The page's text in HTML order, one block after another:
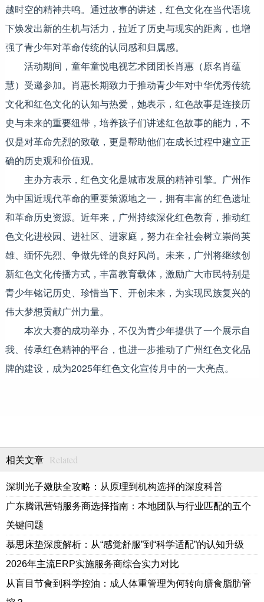
越时空的精神共鸣。通过故事的讲述，红色文化在当代语境
下焕发出新的生机与活力，拉近了历史与现实的距离，也增
强了青少年对革命传统的认同感和归属感。
活动期间，童年童悦电视艺术团团长肖惠（原名肖蕴
慧）受邀参加。肖惠长期致力于推动青少年对中华优秀传统
文化和红色文化的认知与热爱，她表示，红色故事是连接历
史与未来的重要纽带，培养孩子们讲述红色故事的能力，不
仅是对革命先烈的致敬，更是帮助他们在成长过程中建立正
确的历史观和价值观。
主办方表示，红色文化是城市发展的精神引擎。广州作
为中国近现代革命的重要策源地之一，拥有丰富的红色遗址
和革命历史资源。近年来，广州持续深化红色教育，推动红
色文化进校园、进社区、进家庭，努力在全社会树立崇尚英
雄、缅怀先烈、争做先锋的良好风尚。未来，广州将继续创
新红色文化传播方式，丰富教育载体，激励广大市民特别是
青少年铭记历史、珍惜当下、开创未来，为实现民族复兴的
伟大梦想贡献广州力量。
本次大赛的成功举办，不仅为青少年提供了一个展示自
我、传承红色精神的平台，也进一步推动了广州红色文化品
牌的建设，成为2025年红色文化宣传月中的一大亮点。
相关文章 Related
深圳光子嫩肤全攻略：从原理到机构选择的深度科普
广东腾讯营销服务商选择指南：本地团队与行业匹配的五个
关键问题
慕思床垫深度解析：从“感觉舒服”到“科学适配”的认知升级
2026年主流ERP实施服务商综合实力对比
从盲目节食到科学控油：成人体重管理为何转向膳食脂肪管